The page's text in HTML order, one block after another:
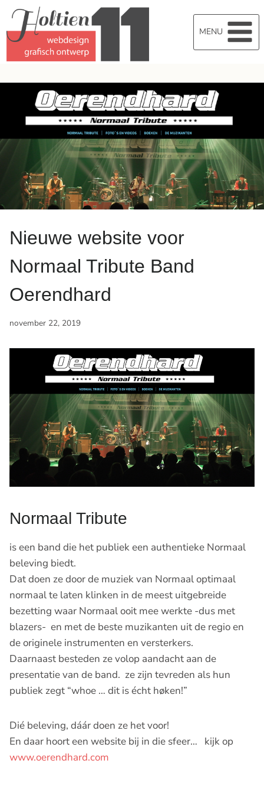
Doorgaan
inhoud
MENU
Nieuwe website voor
Normaal Tribute Band
Oerendhard
november 22, 2019
Normaal Tribute
is een band die het publiek een authentieke Normaal
beleving biedt.
Dat doen ze door de muziek van Normaal optimaal
normaal te laten klinken in de meest uitgebreide
bezetting waar Normaal ooit mee werkte -dus met
blazers- en met de beste muzikanten uit de regio en
de originele instrumenten en versterkers.
Daarnaast besteden ze volop aandacht aan de
presentatie van de band. ze zijn tevreden als hun
publiek zegt “whoe … dit is écht høken!”
Dié beleving, dáár doen ze het voor!
En daar hoort een website bij in die sfeer… kijk op
www.oerendhard.com